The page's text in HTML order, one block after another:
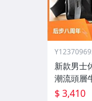
新款男士
潮流頭層
韓版個性
$ 3,410